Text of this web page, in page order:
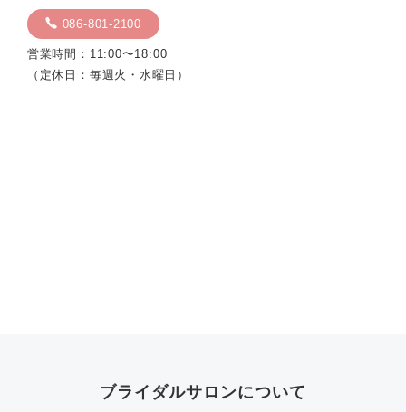
086-801-2100
営業時間：11:00〜18:00
（定休日：毎週火・水曜日）
ブライダルサロンについて